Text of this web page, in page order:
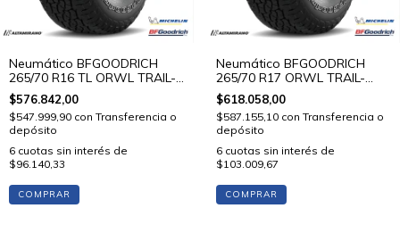
Neumático BFGOODRICH
265/70 R16 TL ORWL TRAIL-
TERRAIN T/A 112 T STD
$576.842,00
$547.999,90 con Transferencia o
depósito
6 cuotas sin interés de
$96.140,33
COMPRAR
Neumático BFGOODRICH
265/70 R17 ORWL TRAIL-
TERRAIN T/A 117 T STD
$618.058,00
$587.155,10 con Transferencia o
depósito
6 cuotas sin interés de
$103.009,67
COMPRAR